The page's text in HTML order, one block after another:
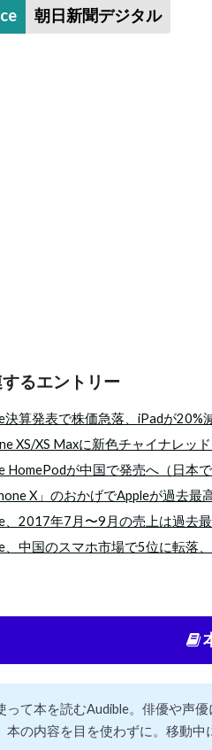
朝日新聞デジタル
るエントリー
決算発表で株価急落、iPadが20%
XS/XS Maxに新色チャイナレッ
HomePodが中国で発売へ（日本で
X」のおかげでAppleが過去
、2017年7月〜9月の売上は過去
、中国のスマホ市場で5位に転落
って本を読むAudible。俳優や声
本の内容を目を使わずに。移動中